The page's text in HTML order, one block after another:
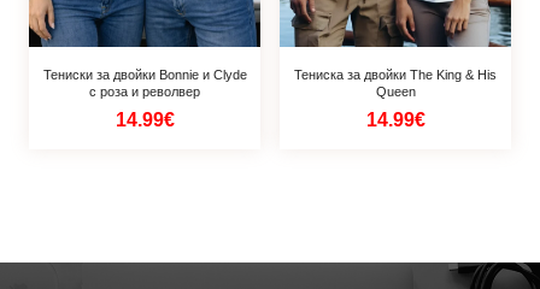
Тениски за двойки Bonnie и Clyde
с роза и револвер
14.99€
Тениска за двойки The King & His
Queen
14.99€